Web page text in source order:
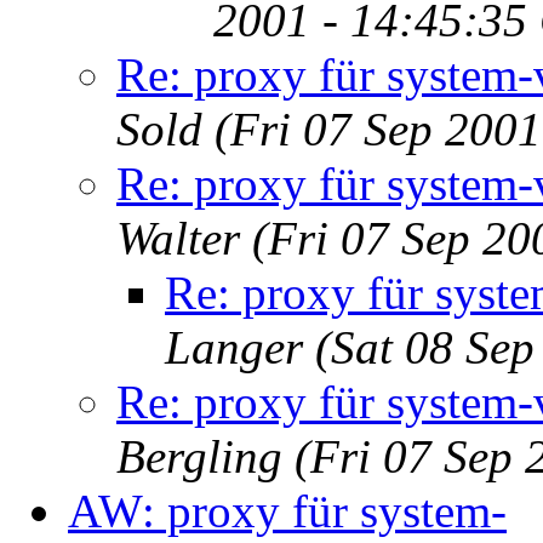
2001 - 14:45:35
Re: proxy für
Sold (Fri 07 Sep
Re: proxy für
Walter (Fri 07 Sep
Re: proxy für
Langer (Sat 08
Re: proxy für
Bergling (Fri 07 Sep
AW: proxy für system-